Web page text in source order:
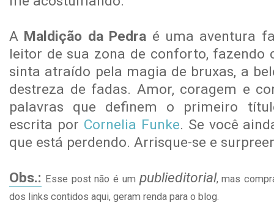
A Maldição da Pedra é uma aventura
leitor de sua zona de conforto, fazendo
sinta atraído pela magia de bruxas, a
destreza de fadas. Amor, coragem e
palavras que definem o primeiro
escrita por Cornelia Funke. Se você
que está perdendo. Arrisque-se e
Obs.: Esse post não é um publieditorial, mas
dos links contidos aqui, geram renda para o blog.